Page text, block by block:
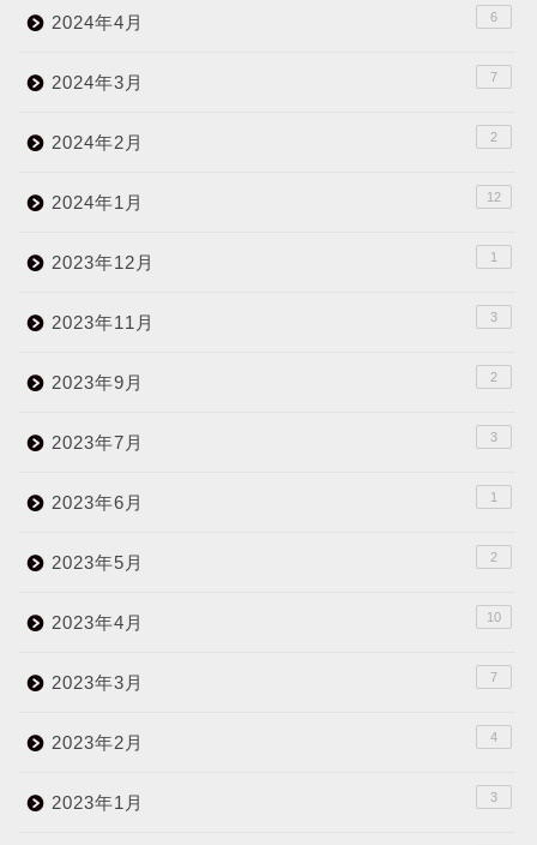
2024年4月 6
2024年3月 7
2024年2月 2
2024年1月 12
2023年12月 1
2023年11月 3
2023年9月 2
2023年7月 3
2023年6月 1
2023年5月 2
2023年4月 10
2023年3月 7
2023年2月 4
2023年1月 3